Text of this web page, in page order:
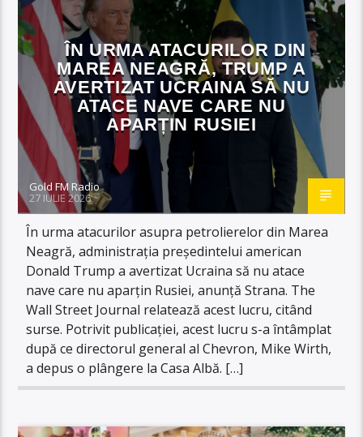
ÎN URMA ATACURILOR DIN
MAREA NEAGRĂ, TRUMP A
AVERTIZAT UCRAINA SĂ NU
ATACE NAVE CARE NU
APARȚIN RUSIEI
Gold FM Radio
27 IULIE 2026
În urma atacurilor asupra petrolierelor din Marea
Neagră, administrația președintelui american
Donald Trump a avertizat Ucraina să nu atace
nave care nu aparțin Rusiei, anunță Strana. The
Wall Street Journal relatează acest lucru, citând
surse. Potrivit publicației, acest lucru s-a întâmplat
după ce directorul general al Chevron, Mike Wirth,
a depus o plângere la Casa Albă. […]